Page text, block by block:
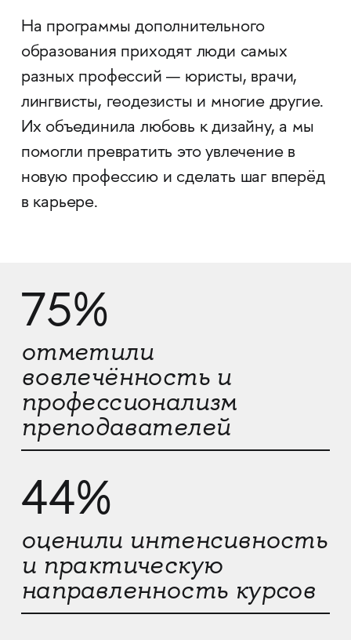
На программы дополнительного
образования приходят люди самых
разных профессий — юристы, врачи,
лингвисты, геодезисты и многие другие.
Их объединила любовь к дизайну, а мы
помогли превратить это увлечение в
новую профессию и сделать шаг вперёд
в карьере.
75%
отметили
вовлечённость и
профессионализм
преподавателей
44%
оценили интенсивность
и практическую
направленность курсов